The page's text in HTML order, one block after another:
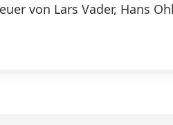
von Lars Vader, Hans